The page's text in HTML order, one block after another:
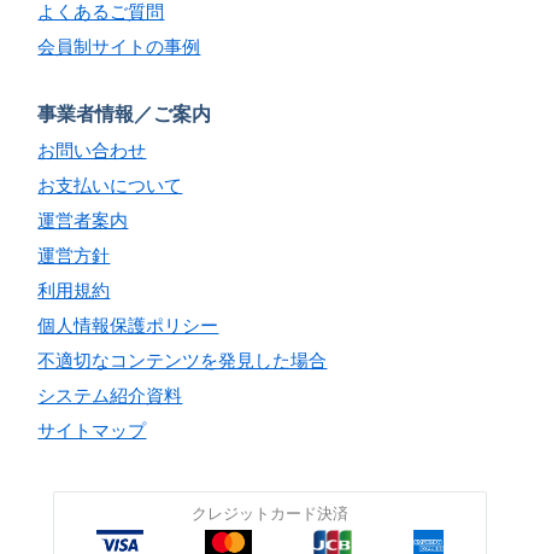
よくあるご質問
会員制サイトの事例
事業者情報／ご案内
お問い合わせ
お支払いについて
運営者案内
運営方針
利用規約
個人情報保護ポリシー
不適切なコンテンツを発見した場合
システム紹介資料
サイトマップ
クレジットカード決済